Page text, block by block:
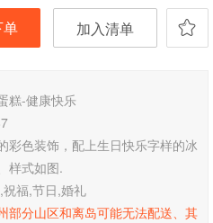
单 加入清单
糕-健康快乐
彩色装饰，配上生日快乐字样的冰
样式如图.
福,节日,婚礼
部分山区和离岛可能无法配送、其